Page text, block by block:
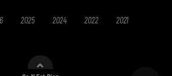
2025 2024 2022 2021